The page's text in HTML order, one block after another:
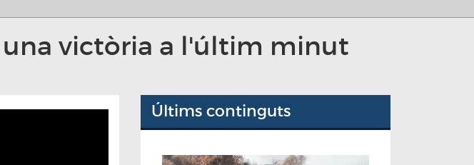
una victòria a l'últim minut
Últims continguts